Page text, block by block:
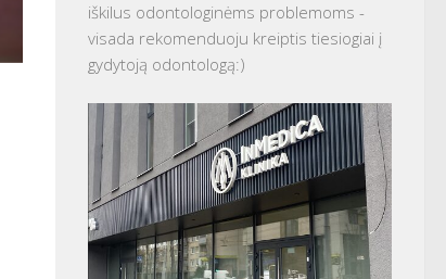
iškilus odontologinėms problemoms -
visada rekomenduoju kreiptis tiesiogiai į
gydytoją odontologą:)